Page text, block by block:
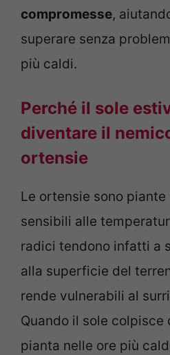
compromesse,
superare senza
più caldi.
Perché il sole
diventare il
ortensie
Le ortensie sono
sensibili alle
radici tendono infatti a
alla superficie del
rende vulnerabili al
Quando il sole colpisce
pianta nelle ore più